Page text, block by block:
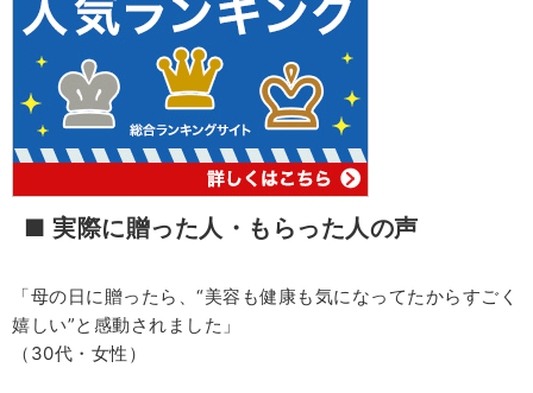
■ 実際に贈った人・もらった人の声
「母の日に贈ったら、“美容も健康も気になってたからすごく
嬉しい”と感動されました」
（30代・女性）